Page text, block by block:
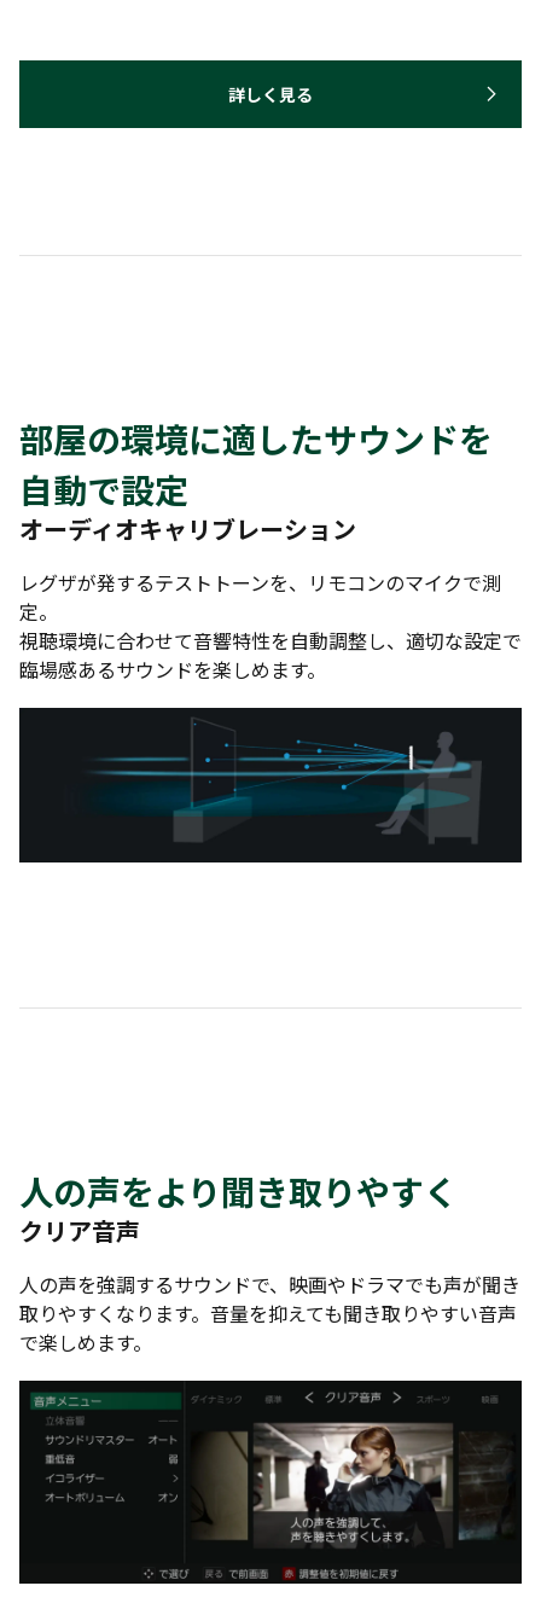
詳しく見る
部屋の環境に適したサウンドを
自動で設定
オーディオキャリブレーション
レグザが発するテストトーンを、リモコンのマイクで測
定。
視聴環境に合わせて音響特性を自動調整し、適切な設定で
臨場感あるサウンドを楽しめます。
人の声をより聞き取りやすく
クリア音声
人の声を強調するサウンドで、映画やドラマでも声が聞き
取りやすくなります。音量を抑えても聞き取りやすい音声
で楽しめます。